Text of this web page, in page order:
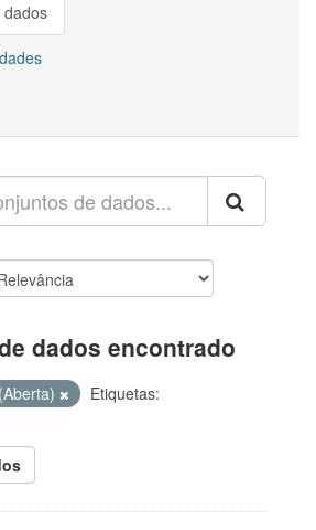
dados
dados encontrado
Etiquetas: